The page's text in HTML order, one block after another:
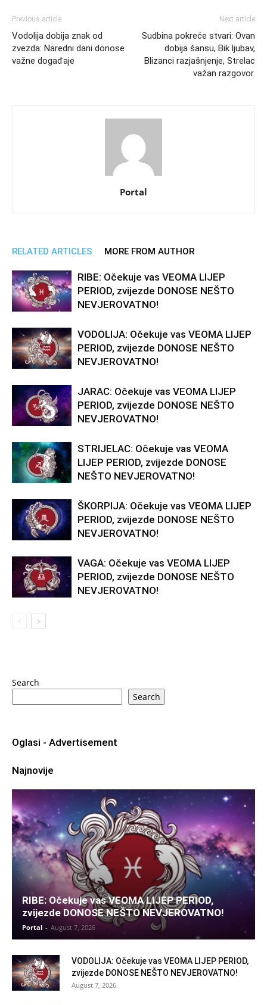
Previous article
Vodolija dobija znak od
zvezda: Naredni dani donose
važne događaje
Next article
Sudbina pokreće stvari: Ovan
dobija šansu, Bik ljubav,
Blizanci razjašnjenje, Strelac
važan razgovor.
Portal
RELATED ARTICLES MORE FROM AUTHOR
RIBE: Očekuje vas VEOMA LIJEP
PERIOD, zvijezde DONOSE NEŠTO
NEVJEROVATNO!
VODOLIJA: Očekuje vas VEOMA LIJEP
PERIOD, zvijezde DONOSE NEŠTO
NEVJEROVATNO!
JARAC: Očekuje vas VEOMA LIJEP
PERIOD, zvijezde DONOSE NEŠTO
NEVJEROVATNO!
STRIJELAC: Očekuje vas VEOMA
LIJEP PERIOD, zvijezde DONOSE
NEŠTO NEVJEROVATNO!
ŠKORPIJA: Očekuje vas VEOMA LIJEP
PERIOD, zvijezde DONOSE NEŠTO
NEVJEROVATNO!
VAGA: Očekuje vas VEOMA LIJEP
PERIOD, zvijezde DONOSE NEŠTO
NEVJEROVATNO!
Search
Search
Oglasi - Advertisement
Najnovije
RIBE: Očekuje vas VEOMA LIJEP PERIOD,
zvijezde DONOSE NEŠTO NEVJEROVATNO!
Portal - August 7, 2026
VODOLIJA: Očekuje vas VEOMA LIJEP PERIOD,
zvijezde DONOSE NEŠTO NEVJEROVATNO!
August 7, 2026